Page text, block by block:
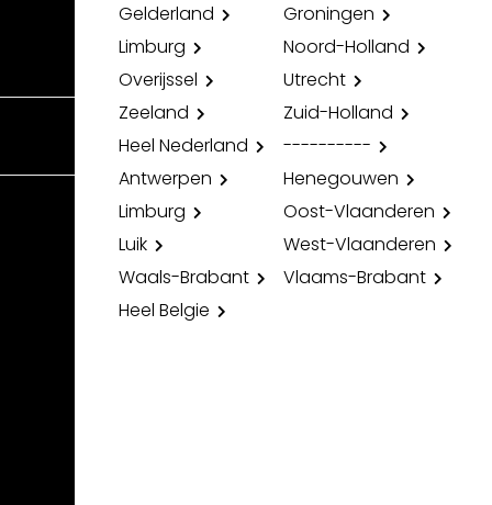
Gelderland
Groningen
Limburg
Noord-Holland
Overijssel
Utrecht
Zeeland
Zuid-Holland
Heel Nederland
----------
Antwerpen
Henegouwen
Limburg
Oost-Vlaanderen
Luik
West-Vlaanderen
Waals-Brabant
Vlaams-Brabant
Heel Belgie